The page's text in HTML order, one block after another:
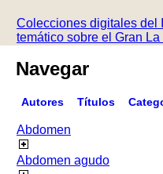
Colecciones digitales del
temático sobre el Gran La
Navegar
Autores Títulos
Abdomen
Abdomen agudo